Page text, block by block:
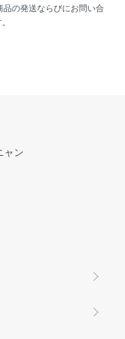
の発送ならびにお問い合
ャン